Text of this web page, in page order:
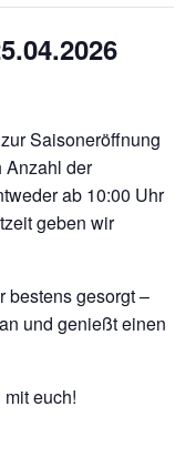
Saisoneröffnung
Anzahl der
ab 10:00 Uhr
geben wir
bestens gesorgt –
und genießt einen
euch!